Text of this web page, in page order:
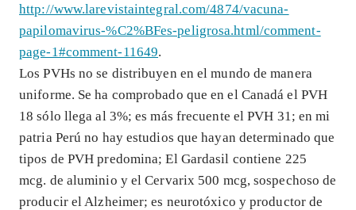
http://www.larevistaintegral.com/4874/vacuna-
papilomavirus-%C2%BFes-peligrosa.html/comment-
page-1#comment-11649.
Los PVHs no se distribuyen en el mundo de manera
uniforme. Se ha comprobado que en el Canadá el PVH
18 sólo llega al 3%; es más frecuente el PVH 31; en mi
patria Perú no hay estudios que hayan determinado que
tipos de PVH predomina; El Gardasil contiene 225
mcg. de aluminio y el Cervarix 500 mcg, sospechoso de
producir el Alzheimer; es neurotóxico y productor de